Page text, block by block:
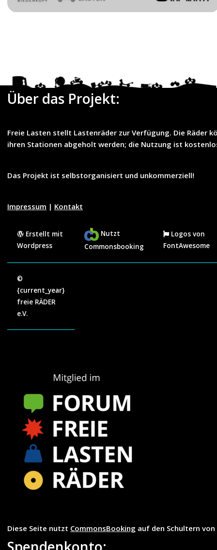
Über das Projekt:
Freie Lasten stellt Lastenräder zur Verfügung. Die Räder
ihren Stationen abgeholt werden; die Nutzung ist
Das Projekt ist selbstorganisiert und unkommerziell!
Impressum | Kontakt
Erstellt mit
Wordpress
Nutzt
Commonsbooking
Logos von
FontAwesome
©
{current_year}
freie RÄDER
e.V.
Diese Seite nutzt CommonsBooking auf den Schultern von